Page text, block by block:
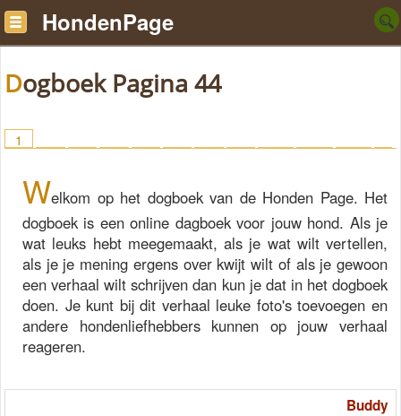
HondenPage
Dogboek Pagina 44
1
Welkom op het dogboek van de Honden Page. Het
dogboek is een online dagboek voor jouw hond. Als je
wat leuks hebt meegemaakt, als je wat wilt vertellen,
als je je mening ergens over kwijt wilt of als je gewoon
een verhaal wilt schrijven dan kun je dat in het dogboek
doen. Je kunt bij dit verhaal leuke foto's toevoegen en
andere hondenliefhebbers kunnen op jouw verhaal
reageren.
Buddy